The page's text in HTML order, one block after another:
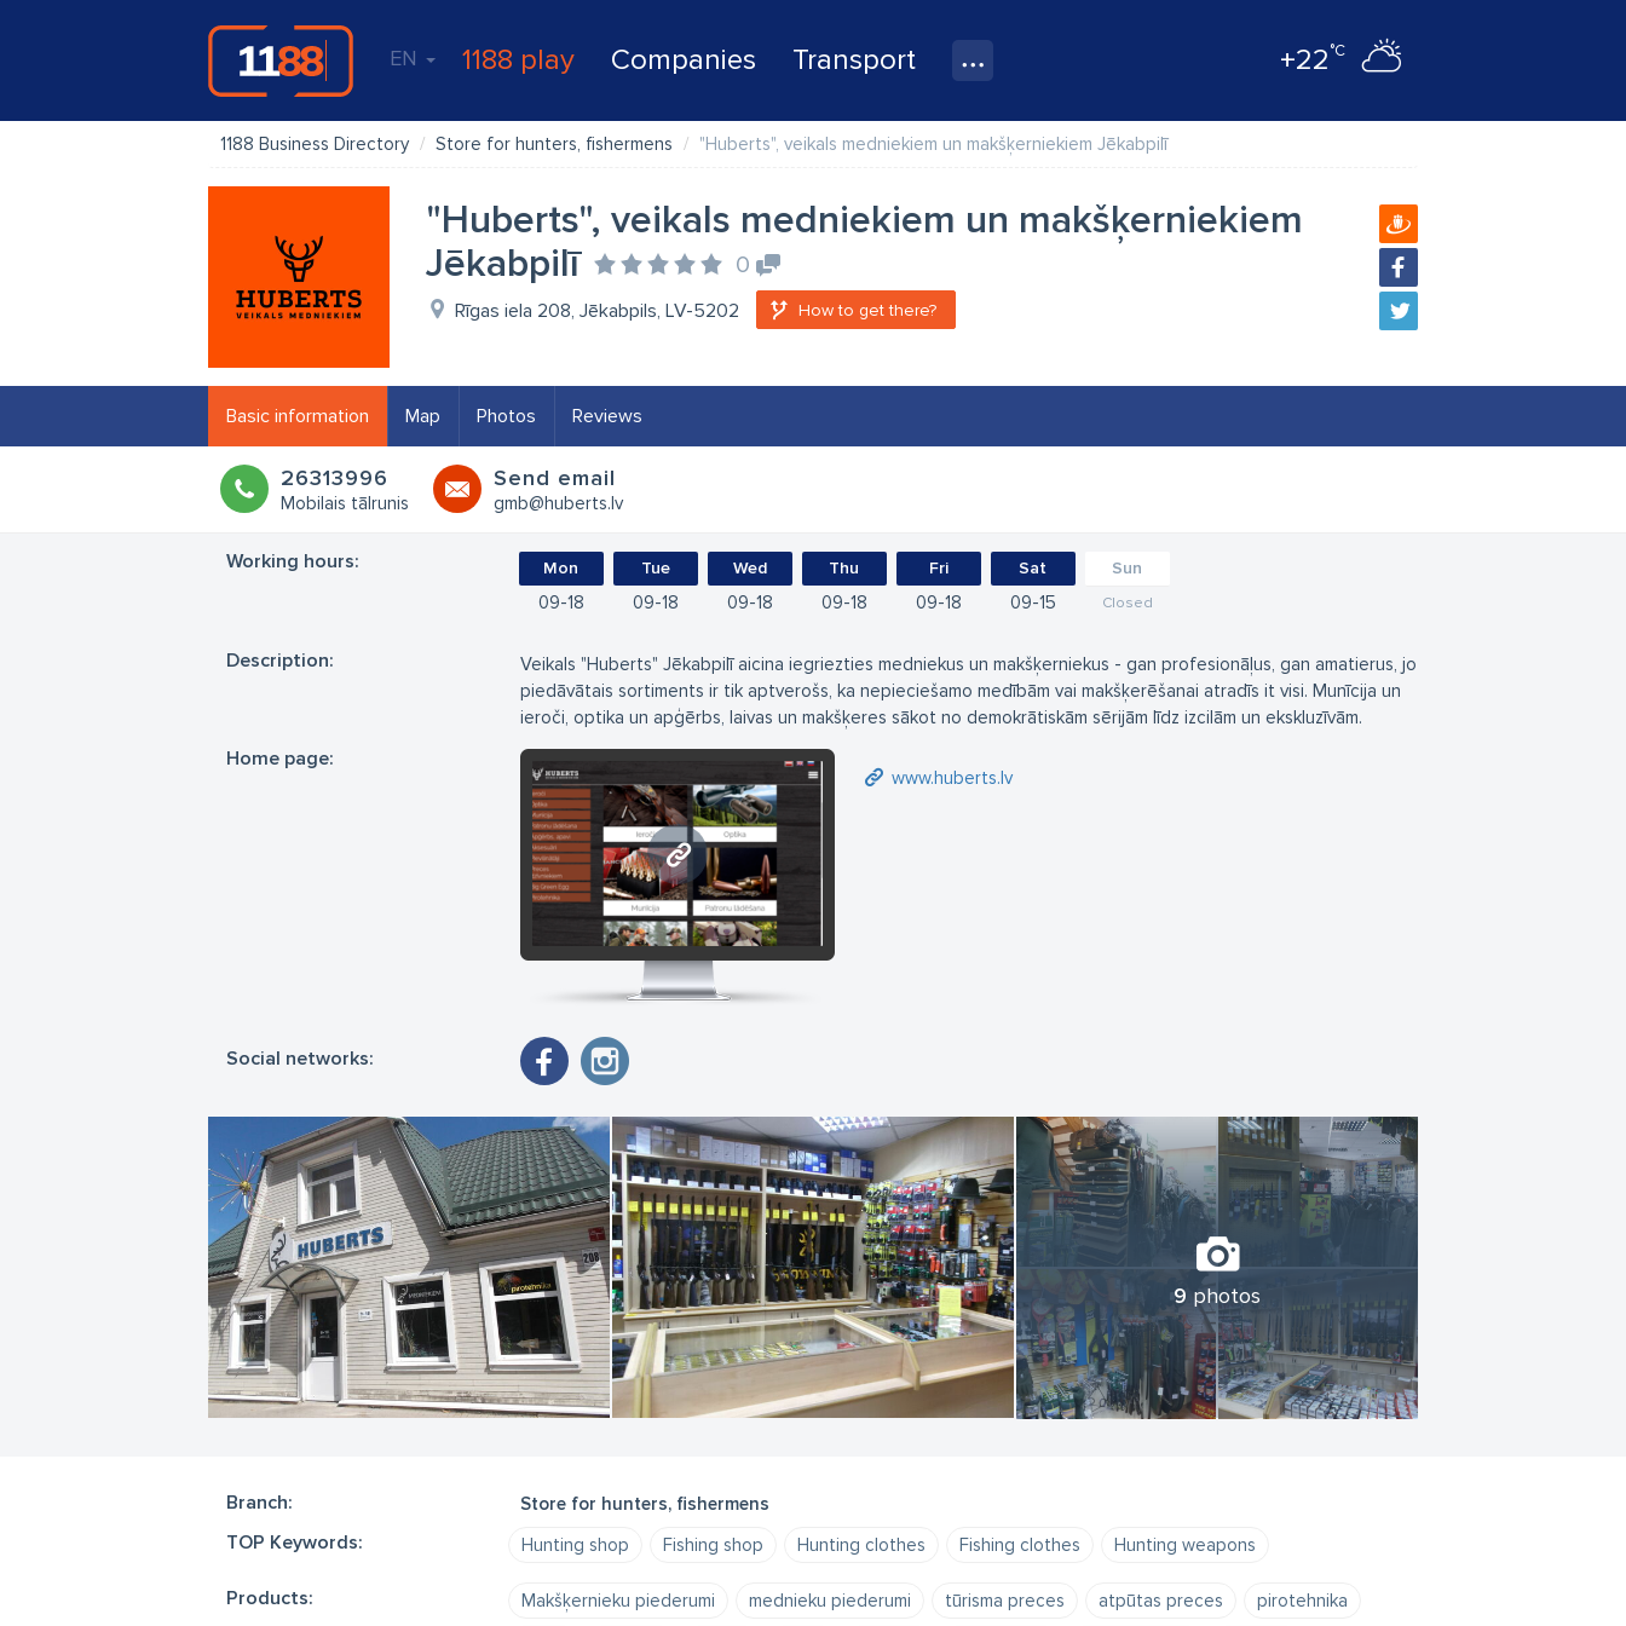
EN 1188 play Companies Transport +22°C
1188 Business Directory Store for hunters, fishermens "Huberts", veikals medniekiem un makšķerniekiem Jēkabpilī
"Huberts", veikals medniekiem un makšķerniekiem
Jēkabpilī
0
Rīgas iela 208, Jēkabpils, LV-5202 How to get there?
Basic information Map Photos Reviews
26313996
Mobilais tālrunis
Send email
gmb@huberts.lv
Working hours: Mon
09 18
Tue
09 18
Wed
09 18
Thu
09 18
Fri
09 18
Sat
09 15
Sun
Closed
Description:
Veikals "Huberts" Jēkabpilī aicina iegriezties medniekus un makšķerniekus - gan profesionāļus, gan amatierus, jo
piedāvātais sortiments ir tik aptverošs, ka nepieciešamo medībām vai makšķerēšanai atradīs it visi. Munīcija un
ieroči, optika un apģērbs, laivas un makšķeres sākot no demokrātiskām sērijām līdz izcilām un ekskluzīvām.
Home page:
www.huberts.lv
www.huberts.lv
Social networks:
9 photos
Branch: Store for hunters, fishermens
TOP Keywords: Hunting shop Fishing shop Hunting clothes Fishing clothes Hunting weapons
Products: Makšķernieku piederumi mednieku piederumi tūrisma preces atpūtas preces
pirotehnika